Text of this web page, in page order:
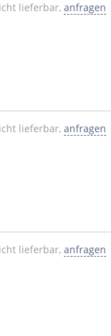
lieferbar, anfragen
lieferbar, anfragen
lieferbar, anfragen